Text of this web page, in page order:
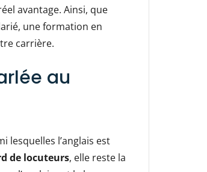
avantage. Ainsi, que
une formation en
carrière.
au
lesquelles l’anglais est
de locuteurs, elle reste la